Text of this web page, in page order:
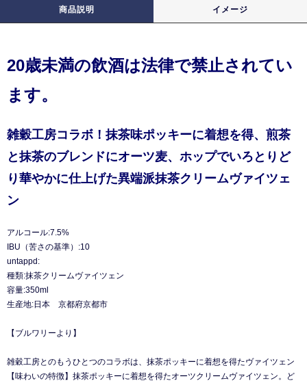
商品説明 イメージ
20歳未満の飲酒は法律で禁止されてい
ます。
雑穀工房コラボ！抹茶味ポッキーに着想を得、煎茶
と抹茶のブレンドにオーツ麦、ホップでいろとりど
り華やかに仕上げた異端派抹茶クリームヴァイツェ
ン
アルコール:7.5%
IBU（苦さの基準）:10
untappd:
種類:抹茶クリームヴァイツェン
容量:350ml
生産地:日本 京都府京都市
【ブルワリーより】
雑穀工房とのもうひとつのコラボは、抹茶ポッキーに着想を得たヴァイツェン
【味わいの特徴】抹茶ポッキーに着想を得たオーツクリームヴァイツェン。ど